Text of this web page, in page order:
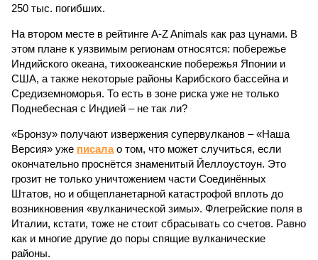
250 тыс. погибших.
На втором месте в рейтинге A-Z Animals как раз цунами. В
этом плане к уязвимым регионам относятся: побережье
Индийского океана, тихо­океанские побережья Японии и
США, а также некоторые районы Карибского бассейна и
Средиземноморья. То есть в зоне риска уже не только
Поднебесная с Индией – не так ли?
«Бронзу» получают извержения супервулканов – «Наша
Версия» уже писалао том, что может случиться, если
окончательно проснётся знаменитый Йеллоустоун. Это
грозит не только уничтожением части Соединённых
Штатов, но и общепланетарной катастрофой вплоть до
возникновения «вулканической зимы». Флегрейские поля в
Италии, кстати, тоже не стоит сбрасывать со счетов. Равно
как и многие другие до поры спящие вулканические
районы.